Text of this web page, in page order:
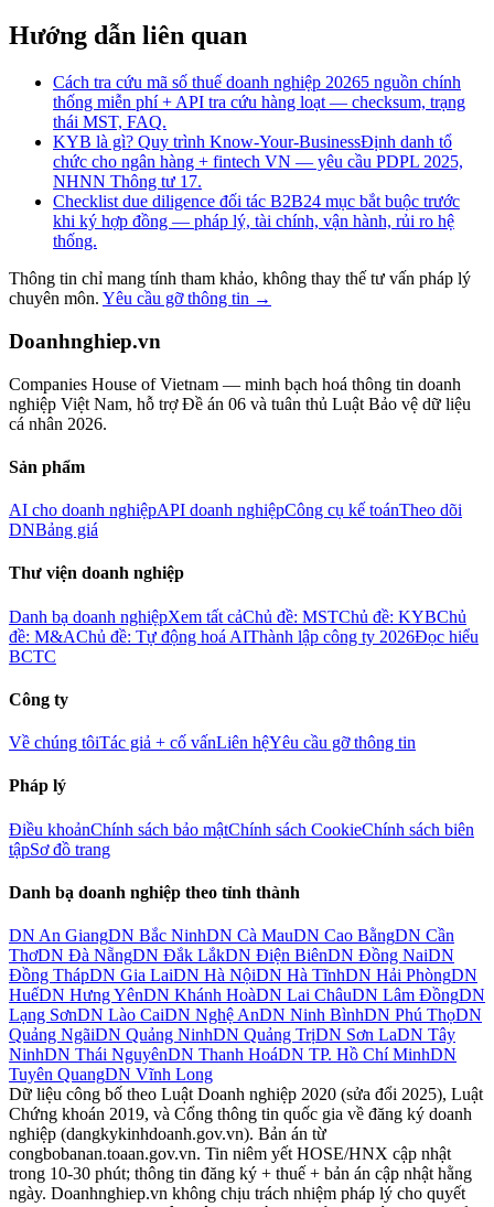
Hướng dẫn liên quan
Cách tra cứu mã số thuế doanh nghiệp 20265 nguồn chính
thống miễn phí + API tra cứu hàng loạt — checksum, trạng
thái MST, FAQ.
KYB là gì? Quy trình Know-Your-BusinessĐịnh danh tổ
chức cho ngân hàng + fintech VN — yêu cầu PDPL 2025,
NHNN Thông tư 17.
Checklist due diligence đối tác B2B24 mục bắt buộc trước
khi ký hợp đồng — pháp lý, tài chính, vận hành, rủi ro hệ
thống.
Thông tin chỉ mang tính tham khảo, không thay thế tư vấn pháp lý
chuyên môn. Yêu cầu gỡ thông tin →
Doanhnghiep.vn
Companies House of Vietnam — minh bạch hoá thông tin doanh
nghiệp Việt Nam, hỗ trợ Đề án 06 và tuân thủ Luật Bảo vệ dữ liệu
cá nhân 2026.
Sản phẩm
AI cho doanh nghiệpAPI doanh nghiệpCông cụ kế toánTheo dõi
DNBảng giá
Thư viện doanh nghiệp
Danh bạ doanh nghiệpXem tất cảChủ đề: MSTChủ đề: KYBChủ
đề: M&AChủ đề: Tự động hoá AIThành lập công ty 2026Đọc hiểu
BCTC
Công ty
Về chúng tôiTác giả + cố vấnLiên hệYêu cầu gỡ thông tin
Pháp lý
Điều khoảnChính sách bảo mậtChính sách CookieChính sách biên
tậpSơ đồ trang
Danh bạ doanh nghiệp theo tỉnh thành
DN An GiangDN Bắc NinhDN Cà MauDN Cao BằngDN Cần
ThơDN Đà NẵngDN Đắk LắkDN Điện BiênDN Đồng NaiDN
Đồng ThápDN Gia LaiDN Hà NộiDN Hà TĩnhDN Hải PhòngDN
HuếDN Hưng YênDN Khánh HoàDN Lai ChâuDN Lâm ĐồngDN
Lạng SơnDN Lào CaiDN Nghệ AnDN Ninh BìnhDN Phú ThọDN
Quảng NgãiDN Quảng NinhDN Quảng TrịDN Sơn LaDN Tây
NinhDN Thái NguyênDN Thanh HoáDN TP. Hồ Chí MinhDN
Tuyên QuangDN Vĩnh Long
Dữ liệu công bố theo Luật Doanh nghiệp 2020 (sửa đổi 2025), Luật
Chứng khoán 2019, và Cổng thông tin quốc gia về đăng ký doanh
nghiệp (dangkykinhdoanh.gov.vn). Bản án từ
congbobanan.toaan.gov.vn. Tin niêm yết HOSE/HNX cập nhật
trong 10-30 phút; thông tin đăng ký + thuế + bản án cập nhật hằng
ngày. Doanhnghiep.vn không chịu trách nhiệm pháp lý cho quyết